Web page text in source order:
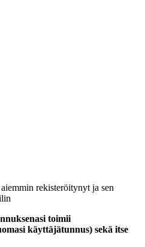
rekisteröitynyt ja sen
toimii
käyttäjätunnus) sekä itse